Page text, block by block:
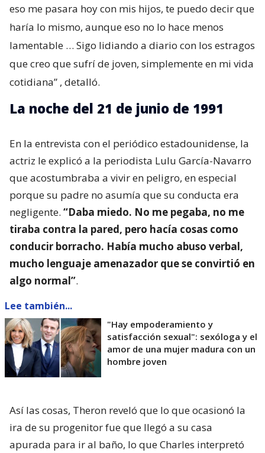
eso me pasara hoy con mis hijos, te puedo decir que
haría lo mismo, aunque eso no lo hace menos
lamentable … Sigo lidiando a diario con los estragos
que creo que sufrí de joven, simplemente en mi vida
cotidiana” , detalló.
La noche del 21 de junio de 1991
En la entrevista con el periódico estadounidense, la
actriz le explicó a la periodista Lulu García-Navarro
que acostumbraba a vivir en peligro, en especial
porque su padre no asumía que su conducta era
negligente. “Daba miedo. No me pegaba, no me
tiraba contra la pared, pero hacía cosas como
conducir borracho. Había mucho abuso verbal,
mucho lenguaje amenazador que se convirtió en
algo normal”.
Lee también...
"Hay empoderamiento y
satisfacción sexual": sexóloga y el
amor de una mujer madura con un
hombre joven
Así las cosas, Theron reveló que lo que ocasionó la
ira de su progenitor fue que llegó a su casa
apurada para ir al baño, lo que Charles interpretó